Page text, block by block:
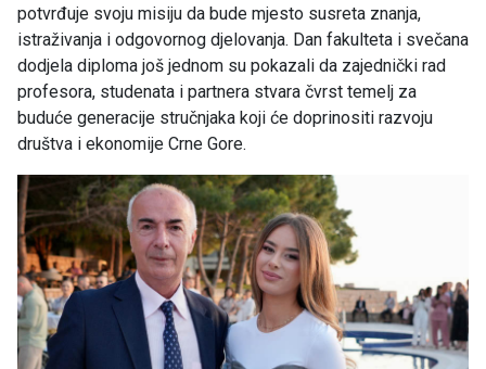
potvrđuje svoju misiju da bude mjesto susreta znanja,
istraživanja i odgovornog djelovanja. Dan fakulteta i svečana
dodjela diploma još jednom su pokazali da zajednički rad
profesora, studenata i partnera stvara čvrst temelj za
buduće generacije stručnjaka koji će doprinositi razvoju
društva i ekonomije Crne Gore.